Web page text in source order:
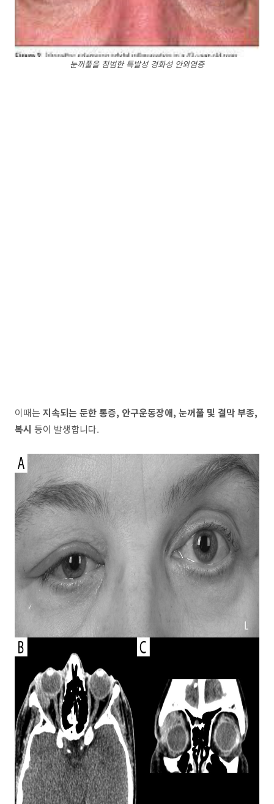
눈꺼풀을 침범한 특발성 경화성 안와염증
이때는 지속되는 둔한 통증, 안구운동장애, 눈꺼풀 및 결막 부종,
복시 등이 발생합니다.